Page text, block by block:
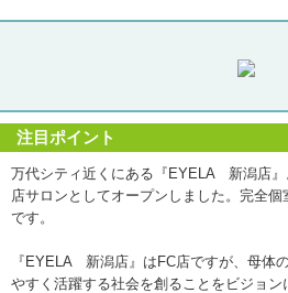
注目ポイント
万代シティ近くにある『EYELA 新潟店』
店サロンとしてオープンしました。完全
です。
『EYELA 新潟店』はFC店ですが、母体
やすく活躍する社会を創ることをビジョ